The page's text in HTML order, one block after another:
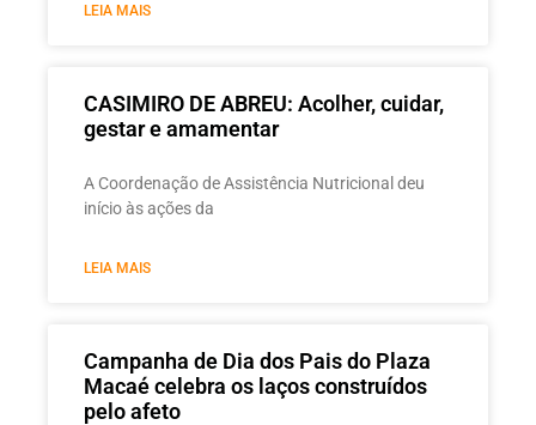
LEIA MAIS
CASIMIRO DE ABREU: Acolher, cuidar,
gestar e amamentar
A Coordenação de Assistência Nutricional deu
início às ações da
LEIA MAIS
Campanha de Dia dos Pais do Plaza
Macaé celebra os laços construídos
pelo afeto